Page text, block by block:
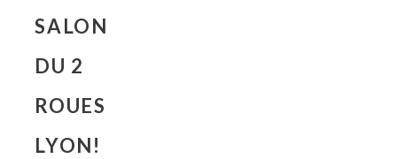
SALON
DU 2
ROUES
LYON!